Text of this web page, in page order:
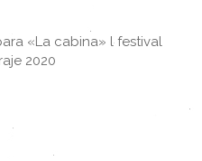
«La cabina» l festival
2020